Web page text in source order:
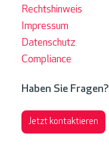
Rechtshinweis
Impressum
Datenschutz
Compliance
Haben Sie Fragen?
Jetzt kontaktieren